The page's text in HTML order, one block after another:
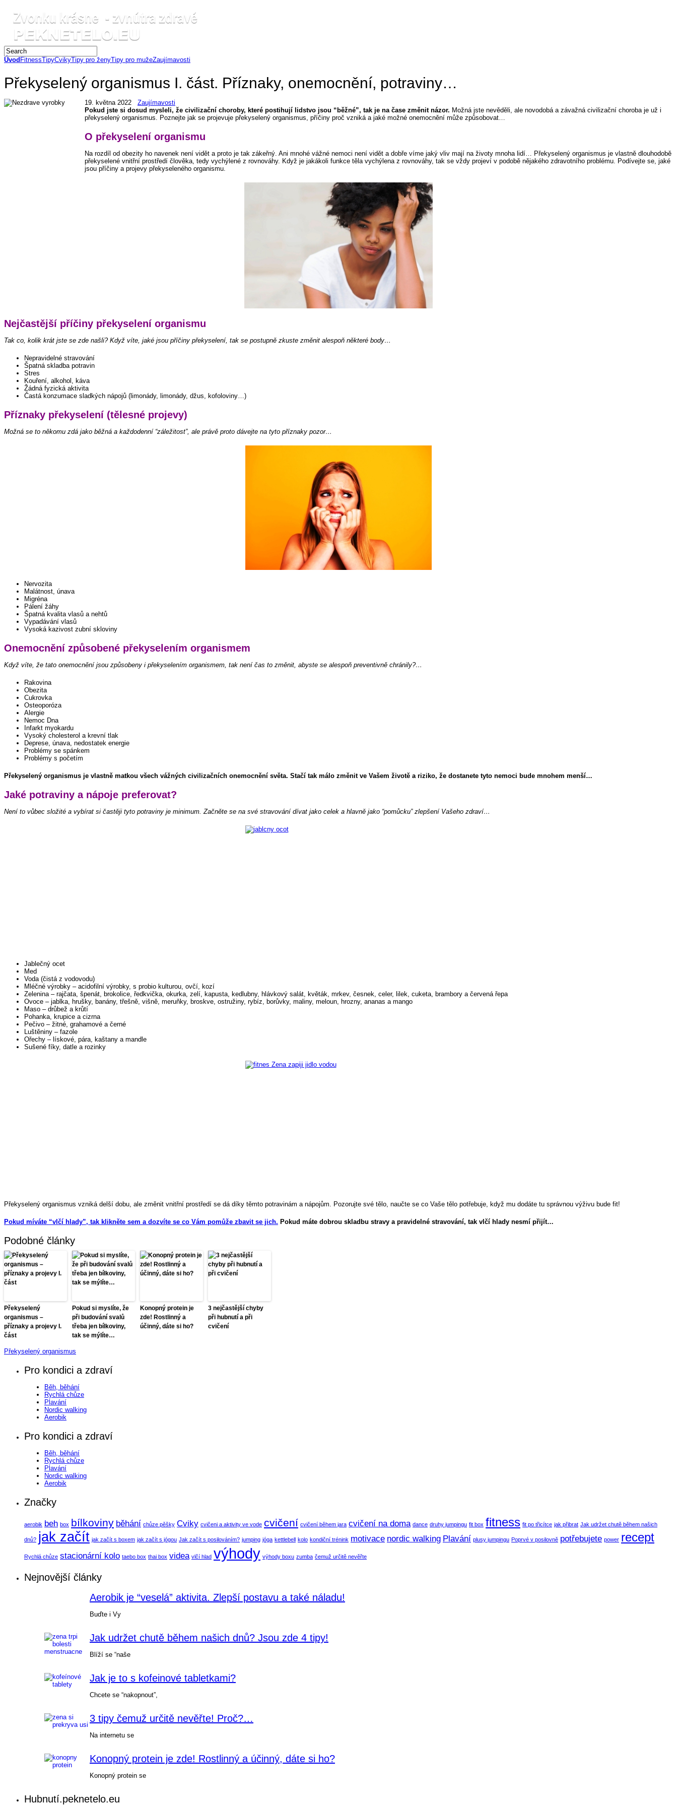
Úvod FitnessTipyCvikyTipy pro ženyTipy pro mužeZaujímavosti
Překyselený organismus I. část. Příznaky, onemocnění, potraviny…
19. května 2022
Zaujímavosti
Pokud jste si dosud mysleli, že civilizační choroby, které postihují lidstvo jsou “běžné”, tak je na čase změnit názor. Možná jste nevěděli, ale novodobá a závažná civilizační choroba je už i
překyselený organismus. Poznejte jak se projevuje překyselený organismus, příčiny proč vzniká a jaké možné onemocnění může způsobovat…
O překyselení organismu
Na rozdíl od obezity ho navenek není vidět a proto je tak zákeřný. Ani mnohé vážné nemoci není vidět a dobře víme jaký vliv mají na životy mnoha lidí… Překyselený organismus je vlastně dlouhodobě
překyselené vnitřní prostředí člověka, tedy vychýlené z rovnováhy. Když je jakákoli funkce těla vychýlena z rovnováhy, tak se vždy projeví v podobě nějakého zdravotního problému. Podívejte se, jaké
jsou příčiny a projevy překyseleného organismu.
Nejčastější příčiny překyselení organismu
Tak co, kolik krát jste se zde našli? Když víte, jaké jsou příčiny překyselení, tak se postupně zkuste změnit alespoň některé body…
Nepravidelné stravování
Špatná skladba potravin
Stres
Kouření, alkohol, káva
Žádná fyzická aktivita
Častá konzumace sladkých nápojů (limonády, limonády, džus, kofoloviny…)
Příznaky překyselení (tělesné projevy)
Možná se to někomu zdá jako běžná a každodenní “záležitost”, ale právě proto dávejte na tyto příznaky pozor…
Nervozita
Malátnost, únava
Migréna
Pálení žáhy
Špatná kvalita vlasů a nehtů
Vypadávání vlasů
Vysoká kazivost zubní skloviny
Onemocnění způsobené překyselením organismem
Když víte, že tato onemocnění jsou způsobeny i překyselením organismem, tak není čas to změnit, abyste se alespoň preventivně chránily?…
Rakovina
Obezita
Cukrovka
Osteoporóza
Alergie
Nemoc Dna
Infarkt myokardu
Vysoký cholesterol a krevní tlak
Deprese, únava, nedostatek energie
Problémy se spánkem
Problémy s početím
Překyselený organismus je vlastně matkou všech vážných civilizačních onemocnění světa. Stačí tak málo změnit ve Vašem životě a riziko, že dostanete tyto nemoci bude mnohem menší…
Jaké potraviny a nápoje preferovat?
Není to vůbec složité a vybírat si častěji tyto potraviny je minimum. Začněte se na své stravování dívat jako celek a hlavně jako “pomůcku” zlepšení Vašeho zdraví…
Jablečný ocet
Med
Voda (čistá z vodovodu)
Mléčné výrobky – acidofilní výrobky, s probio kulturou, ovčí, kozí
Zelenina – rajčata, špenát, brokolice, ředkvička, okurka, zelí, kapusta, kedlubny, hlávkový salát, květák, mrkev, česnek, celer, lilek, cuketa, brambory a červená řepa
Ovoce – jablka, hrušky, banány, třešně, višně, meruňky, broskve, ostružiny, rybíz, borůvky, maliny, meloun, hrozny, ananas a mango
Maso – drůbež a krůtí
Pohanka, krupice a cizrna
Pečivo – žitné, grahamové a černé
Luštěniny – fazole
Ořechy – lískové, pára, kaštany a mandle
Sušené fíky, datle a rozinky
Překyselený organismus vzniká delší dobu, ale změnit vnitřní prostředí se dá díky těmto potravinám a nápojům. Pozorujte své tělo, naučte se co Vaše tělo potřebuje, když mu dodáte tu správnou výživu bude fit!
Pokud míváte “vlčí hlady”, tak klikněte sem a dozvíte se co Vám pomůže zbavit se jich. Pokud máte dobrou skladbu stravy a pravidelné stravování, tak vlčí hlady nesmí přijít…
Podobné články
Překyselený
organismus –
příznaky a projevy I.
část
Pokud si myslíte, že
při budování svalů
třeba jen bílkoviny,
tak se mýlíte…
Konopný protein je
zde! Rostlinný a
účinný, dáte si ho?
3 nejčastější chyby
při hubnutí a při
cvičení
Překyselený organismus
Pro kondici a zdraví
Běh, běhání
Rychlá chůze
Plavání
Nordic walking
Aerobik
Pro kondici a zdraví
Běh, běhání
Rychlá chůze
Plavání
Nordic walking
Aerobik
Značky
aerobik beh box bílkoviny běhání chůze pěšky Cviky cvičeni a aktivity ve vode cvičení cvičení během jara cvičení na doma dance druhy jumpingu fit box fitness fit po třicítce jak přibrat Jak udržet chutě během našich
dnů? jak začít jak začít s boxem jak začít s jógou Jak začít s posilováním? jumping jóga kettlebell kolo kondiční trénink motivace nordic walking Plavání plusy jumpingu Poprvé v posilovně potřebujete power recept
Rychlá chůze stacionární kolo taebo box thai box videa vlčí hlad výhody výhody boxu zumba čemuž určitě nevěřte
Nejnovější články
Aerobik je “veselá” aktivita. Zlepší postavu a také náladu!
Buďte i Vy
Jak udržet chutě během našich dnů? Jsou zde 4 tipy!
Blíží se “naše
Jak je to s kofeinové tabletkami?
Chcete se “nakopnout”,
3 tipy čemuž určitě nevěřte! Proč?…
Na internetu se
Konopný protein je zde! Rostlinný a účinný, dáte si ho?
Konopný protein se
Hubnutí.peknetelo.eu